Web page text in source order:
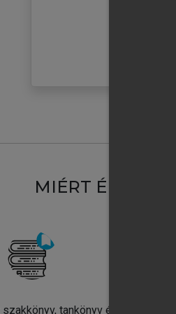
MIÉRT
szakkönyv, tankönyv és